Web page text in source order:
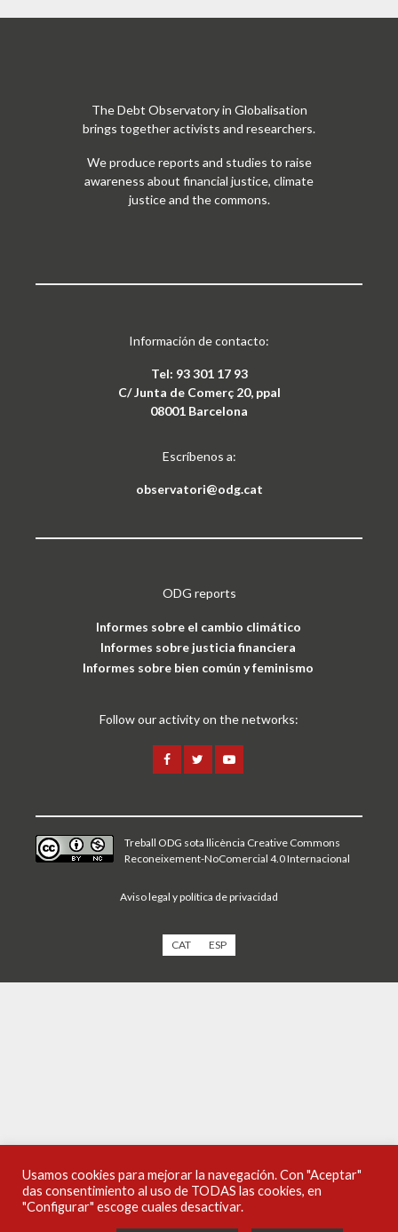
The Debt Observatory in Globalisation
brings together activists and researchers.
We produce reports and studies to raise
awareness about financial justice, climate
justice and the commons.
Información de contacto:
Tel: 93 301 17 93
C/ Junta de Comerç 20, ppal
08001 Barcelona
Escríbenos a:
observatori@odg.cat
ODG reports
Informes sobre el cambio climático
Informes sobre justicia financiera
Informes sobre bien común y feminismo
Follow our activity on the networks:
Treball ODG sota llicència Creative Commons
Reconeixement-NoComercial 4.0 Internacional
Aviso legal y política de privacidad
Usamos cookies para mejorar la navegación. Con "Aceptar"
das consentimiento al uso de TODAS las cookies, en
"Configurar" escoge cuales desactivar.
CAT ESP